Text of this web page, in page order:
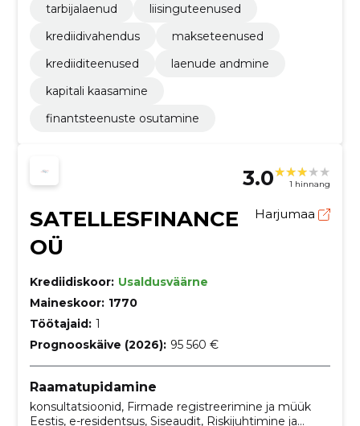
tarbijalaenud
liisinguteenused
krediidivahendus
makseteenused
krediiditeenused
laenude andmine
kapitali kaasamine
finantsteenuste osutamine
3.0 1 hinnang
SATELLESFINANCE
OÜ
Harjumaa
Krediidiskoor: Usaldusväärne
Maineskoor: 1770
Töötajaid: 1
Prognooskäive (2026): 95 560 €
Raamatupidamine
konsultatsioonid, Firmade registreerimine ja müük
Eestis, e-residentsus, Siseaudit, Riskijuhtimine ja